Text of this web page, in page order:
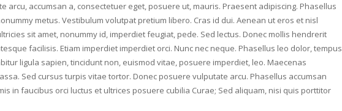
arcu, accumsan a, consectetuer eget, posuere ut, mauris. Praesent adipiscing. Phasellus
metus. Vestibulum volutpat pretium libero. Cras id dui. Aenean ut eros et nisl
sit amet, nonummy id, imperdiet feugiat, pede. Sed lectus. Donec mollis hendrerit
facilisis. Etiam imperdiet imperdiet orci. Nunc nec neque. Phasellus leo dolor, tempus
ligula sapien, tincidunt non, euismod vitae, posuere imperdiet, leo. Maecenas
Sed cursus turpis vitae tortor. Donec posuere vulputate arcu. Phasellus accumsan
in faucibus orci luctus et ultrices posuere cubilia Curae; Sed aliquam, nisi quis porttitor